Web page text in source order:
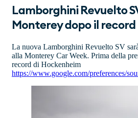
Lamborghini Revuelto
Monterey dopo il record
La nuova Lamborghini Revuelto SV
alla Monterey Car Week. Prima della
record di Hockenheim
https://www.google.com/preferences/